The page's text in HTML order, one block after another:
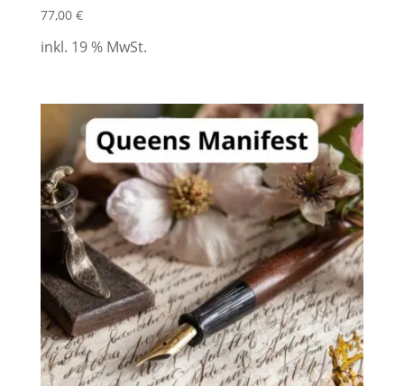
77,00 €
inkl. 19 % MwSt.